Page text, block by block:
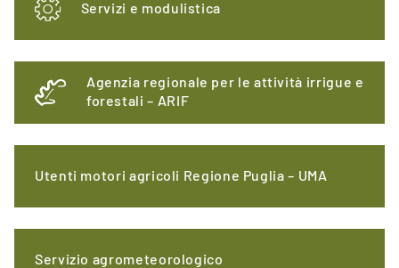
Servizi e modulistica
Agenzia regionale per le attività irrigue e
forestali – ARIF
Utenti motori agricoli Regione Puglia – UMA
Servizio agrometeorologico